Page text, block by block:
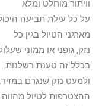
וויתור מוחלט ומלא
על כל עילת תביעה
מארגני הטיול בגין כל
נזק, גופני או ממוני
בכלל זה טענת רשלנות,
ולמעט נזק שנגרם במזיד.
ההצטרפות לטיול מהווה